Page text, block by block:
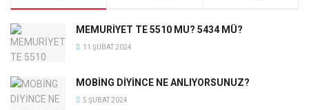
MEMURİYET TE 5510 MU? 5434 MÜ?
11 ŞUBAT 2024
MOBİNG DİYİNCE NE ANLIYORSUNUZ?
5 ŞUBAT 2024